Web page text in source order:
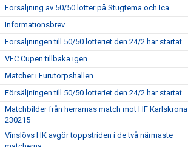
Försäljning av 50/50 lotter på Stugtema och Ica
Informationsbrev
Försäljningen till 50/50 lotteriet den 24/2 har startat.
VFC Cupen tillbaka igen
Matcher i Furutorpshallen
Försäljningen till 50/50 lotteriet den 24/2 har startat.
Matchbilder från herrarnas match mot HF Karlskrona
230215
Vinslövs HK avgör toppstriden i de två närmaste